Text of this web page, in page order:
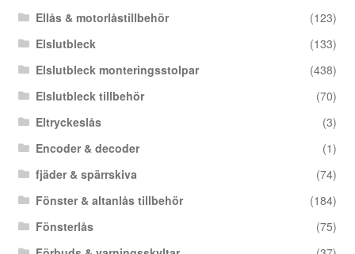
Ellås & motorlåstillbehör
(123)
Elslutbleck
(133)
Elslutbleck monteringsstolpar
(438)
Elslutbleck tillbehör
(70)
Eltryckeslås
(3)
Encoder & decoder
(1)
fjäder & spärrskiva
(74)
Fönster & altanlås tillbehör
(184)
Fönsterlås
(75)